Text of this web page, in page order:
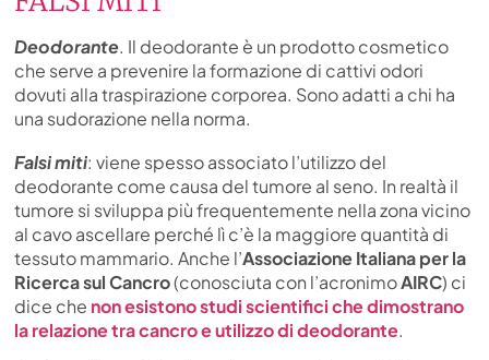
Deodorante. Il deodorante è un prodotto cosmetico
che serve a prevenire la formazione di cattivi odori
dovuti alla traspirazione corporea. Sono adatti a chi ha
una sudorazione nella norma.
Falsi miti: viene spesso associato l’utilizzo del
deodorante come causa del tumore al seno. In realtà il
tumore si sviluppa più frequentemente nella zona vicino
al cavo ascellare perché lì c’è la maggiore quantità di
tessuto mammario. Anche l’Associazione Italiana per la
Ricerca sul Cancro(conosciuta con l’acronimoAIRC) ci
dice che non esistono studi scientifici che dimostrano
la relazione tra cancro e utilizzo di deodorante.